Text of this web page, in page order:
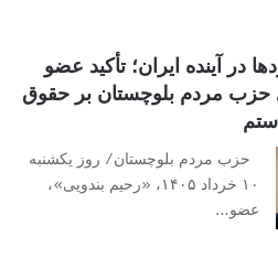
در آینده ایران؛ تأکید عضو
مردم بلوچستان بر حقوق
حزب مردم بلوچستان/ روز یکشنبه
۱۰ خرداد ۱۴۰۵، «رحیم بندویی»،
عضو…